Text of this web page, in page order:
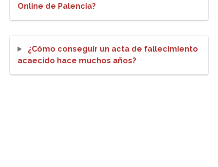
Online de Palencia?
¿Cómo conseguir un acta de fallecimiento
acaecido hace muchos años?